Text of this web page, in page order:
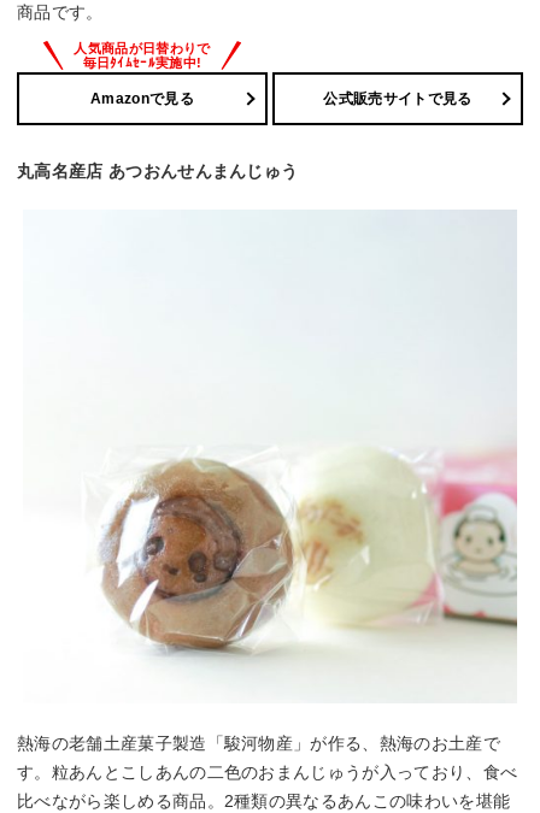
商品です。
Amazonで見る 公式販売サイトで見る
丸高名産店 あつおんせんまんじゅう
熱海の老舗土産菓子製造「駿河物産」が作る、熱海のお土産で
す。粒あんとこしあんの二色のおまんじゅうが入っており、食べ
比べながら楽しめる商品。2種類の異なるあんこの味わいを堪能